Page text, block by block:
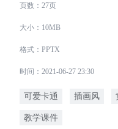
页数：27页
大小：10MB
格式：PPTX
时间：2021-06-27 23:30
可爱卡通 插画风
教学课件